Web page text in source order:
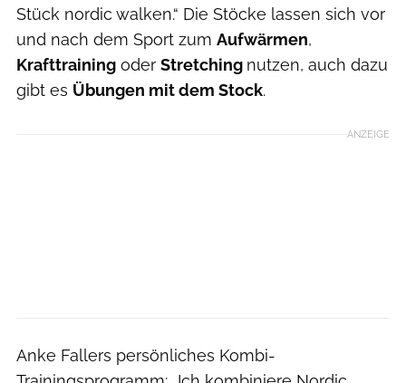
Stück nordic walken.“ Die Stöcke lassen sich vor
und nach dem Sport zum Aufwärmen,
Krafttraining oder Stretching nutzen, auch dazu
gibt es Übungen mit dem Stock.
ANZEIGE
Anke Fallers persönliches Kombi-